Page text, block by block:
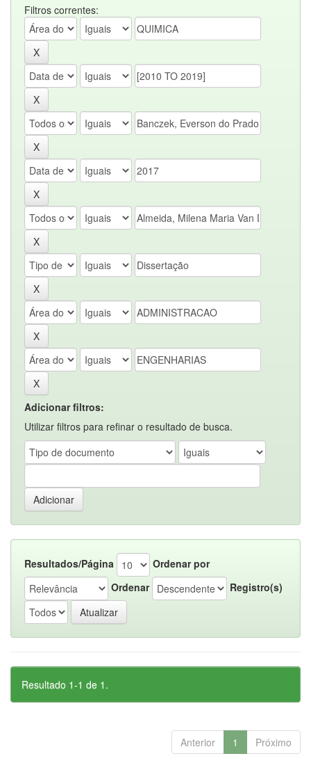
Filtros correntes:
Adicionar filtros:
Utilizar filtros para refinar o resultado de busca.
Resultados/Página
Ordenar por
Ordenar
Registro(s)
Resultado 1-1 de 1.
Anterior 1 Próximo